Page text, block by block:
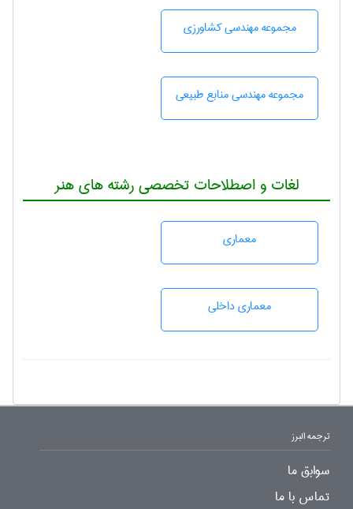
مجموعه مهندسی كشاورزی
مجموعه مهندسی منابع طبيعی
لغات و اصطلاحات تخصصی رشته های هنر
معماری
معماری داخلی
ترجمه البرز
سوابق ما
تماس با ما